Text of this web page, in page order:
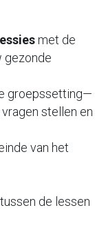
met de
gezonde
groepssetting—
stellen en
van het
de lessen